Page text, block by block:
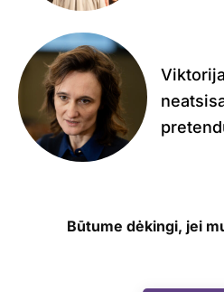
Būtume dėkingi, jei